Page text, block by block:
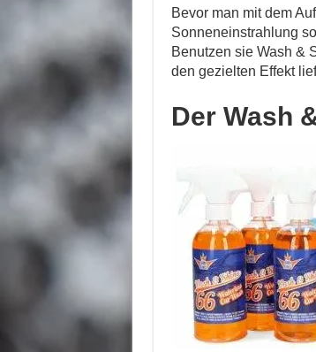
Bevor man mit dem
Sonneneinstrahlung
Benutzen sie Wash &
den gezielten Effekt
Der Wash